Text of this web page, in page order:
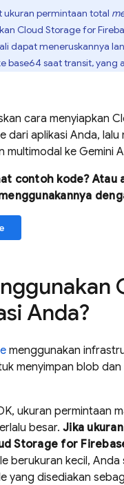
ukuran permintaan total
Cloud Storage for
dapat meneruskannya
base64 saat transit,
cara menyiapkan
dari aplikasi Anda, lalu
multimodal ke Gemini
contoh kode? Atau
Anda?
menggunakan
menyimpan blob dan
ukuran permintaan
besar. Jika
Storage for
berukuran kecil,
yang disediakan